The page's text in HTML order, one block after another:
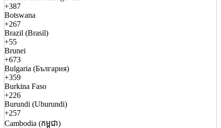
+387
Botswana
+267
Brazil (Brasil)
+55
Brunei
+673
Bulgaria (България)
+359
Burkina Faso
+226
Burundi (Uburundi)
+257
Cambodia (កម្ពុជា)